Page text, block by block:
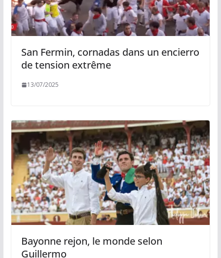
San Fermin, cornadas dans un encierro
de tension extrême
13/07/2025
Bayonne rejon, le monde selon
Guillermo